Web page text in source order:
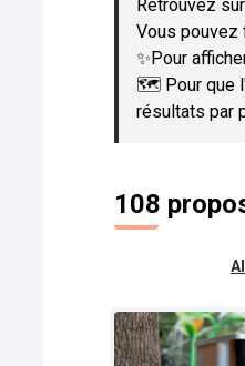
Retrouvez
Vous pouvez
✨Pour
🗺️ Pour que
résultats par
108